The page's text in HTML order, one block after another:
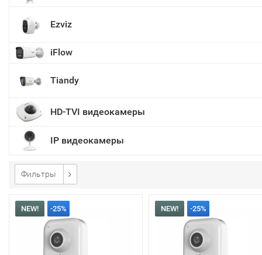
Ezviz
iFlow
Tiandy
HD-TVI видеокамеры
IP видеокамеры
Фильтры
NEW! -25% NEW! -25%